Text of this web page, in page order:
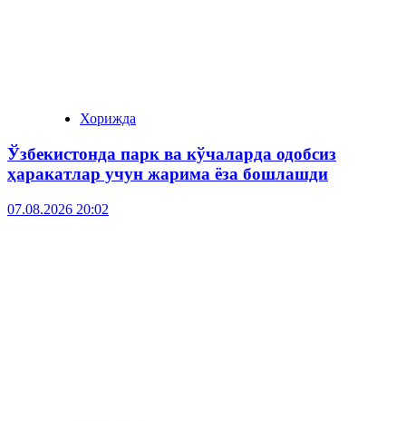
Хорижда
Ўзбекистонда парк ва кўчаларда одобсиз
ҳаракатлар учун жарима ёза бошлашди
07.08.2026 20:02